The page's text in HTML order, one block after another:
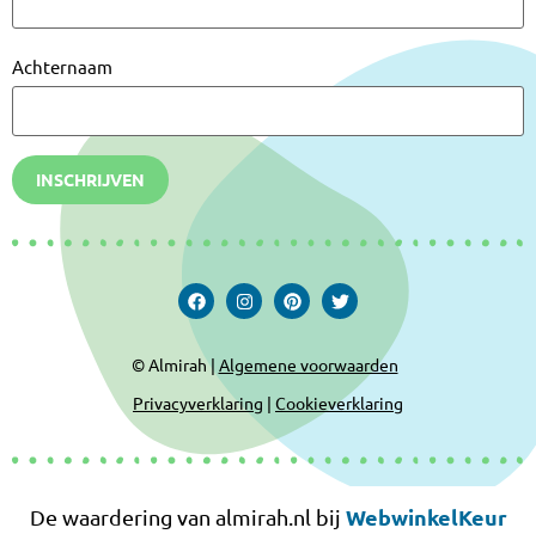
Achternaam
INSCHRIJVEN
© Almirah | Algemene voorwaarden
Privacyverklaring | Cookieverklaring
De waardering van almirah.nl bij WebwinkelKeur